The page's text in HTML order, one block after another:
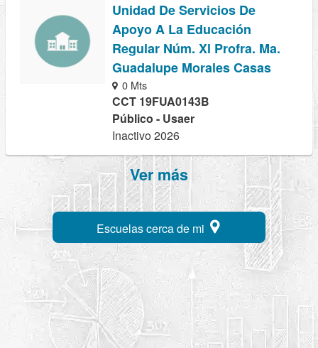
Unidad De Servicios De
Apoyo A La Educación
Regular Núm. Xl Profra. Ma.
Guadalupe Morales Casas
0 Mts
CCT 19FUA0143B
Público - Usaer
Inactivo 2026
Ver más
Escuelas cerca de mi